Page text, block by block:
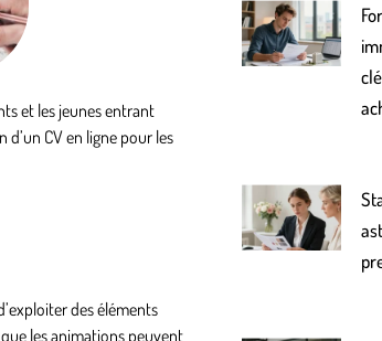
et les jeunes entrant
CV en ligne pour les
des éléments
les animations peuvent